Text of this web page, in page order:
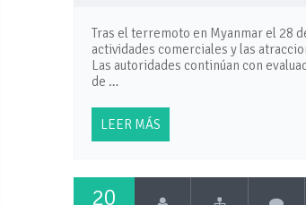
Tras el terremoto en Myanmar el 28
actividades comerciales y las
Las autoridades continúan con
de …
LEER MÁS
20